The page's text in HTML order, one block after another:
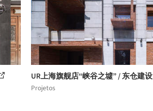
UR上海旗舰店“峡谷之墟” / 东仓建设
Projetos